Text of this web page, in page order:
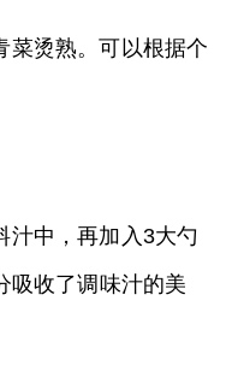
菜烫熟。可以根据个
汁中，再加入3大勺
吸收了调味汁的美